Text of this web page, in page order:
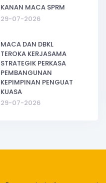
KANAN MACA SPRM
29-07-2026
MACA DAN DBKL
TEROKA KERJASAMA
STRATEGIK PERKASA
PEMBANGUNAN
KEPIMPINAN PENGUAT
KUASA
29-07-2026